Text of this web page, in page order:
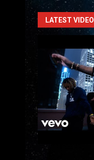
LATEST VIDEO